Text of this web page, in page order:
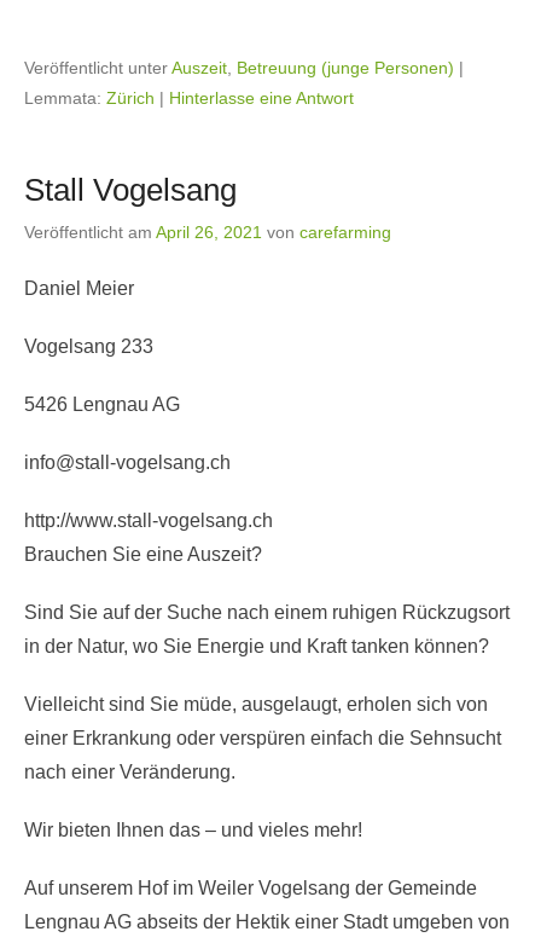
Veröffentlicht unterAuszeit, Betreuung (junge Personen) |
Lemmata: Zürich | Hinterlasse eine Antwort
Stall Vogelsang
Veröffentlicht am April 26, 2021 von carefarming
Daniel Meier
Vogelsang 233
5426 Lengnau AG
info@stall-vogelsang.ch
http://www.stall-vogelsang.ch
Brauchen Sie eine Auszeit?
Sind Sie auf der Suche nach einem ruhigen Rückzugsort
in der Natur, wo Sie Energie und Kraft tanken können?
Vielleicht sind Sie müde, ausgelaugt, erholen sich von
einer Erkrankung oder verspüren einfach die Sehnsucht
nach einer Veränderung.
Wir bieten Ihnen das – und vieles mehr!
Auf unserem Hof im Weiler Vogelsang der Gemeinde
Lengnau AG abseits der Hektik einer Stadt umgeben von